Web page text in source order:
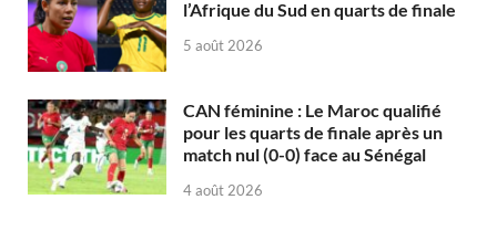
l’Afrique du Sud en quarts de finale
5 août 2026
CAN féminine : Le Maroc qualifié
pour les quarts de finale après un
match nul (0-0) face au Sénégal
4 août 2026